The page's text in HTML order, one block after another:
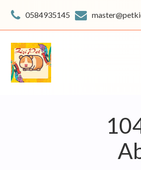
content
0584935145